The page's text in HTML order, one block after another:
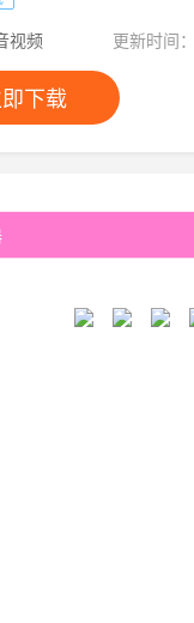
视频 更新时间：
下载